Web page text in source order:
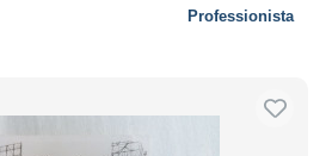
Professionista